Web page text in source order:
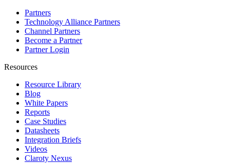
Partners
Technology Alliance Partners
Channel Partners
Become a Partner
Partner Login
Resources
Resource Library
Blog
White Papers
Reports
Case Studies
Datasheets
Integration Briefs
Videos
Claroty Nexus